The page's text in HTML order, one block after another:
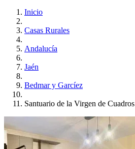
Inicio
Casas Rurales
Andalucía
Jaén
Bedmar y Garcíez
Santuario de la Virgen de Cuadros